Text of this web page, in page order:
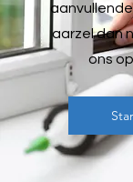
aarzel dan
ons